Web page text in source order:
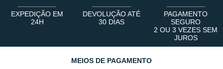
EXPEDIÇÃO EM
24H
DEVOLUÇÃO ATÉ
30 DIAS
PAGAMENTO
SEGURO
2 OU 3 VEZES SEM
JUROS
MEIOS DE PAGAMENTO